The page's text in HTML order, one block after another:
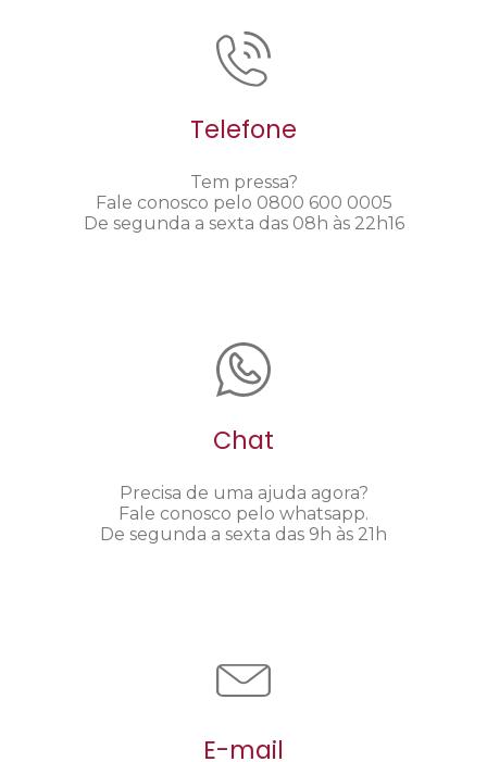
Telefone
Tem pressa?
Fale conosco pelo 0800 600 0005
De segunda a sexta das 08h às 22h16
Chat
Precisa de uma ajuda agora?
Fale conosco pelo whatsapp.
De segunda a sexta das 9h às 21h
E-mail